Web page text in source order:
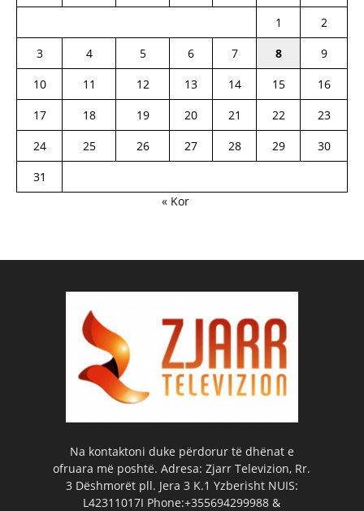
1
2
3
4 5 6 7 8
9
10
11 12 13 14 15
16
17
18 19 20 21 22
23
24
25 26 27 28 29
30
31
« Kor
Na kontaktoni duke përdorur të dhënat e
ofruara më poshtë. Adresa: Zjarr Televizion, Rr.
3 Dëshmorët pll. Jera 3 K.1 Yzberisht NUIS:
L42311017I Phone:+355694299988 &